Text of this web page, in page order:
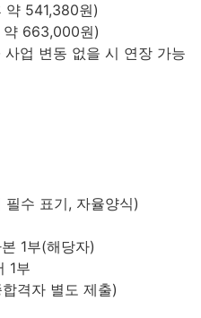
541,380원)
663,000원)
업 변동 없을 시 연장 가능
필수 표기, 자율양식)
1부(해당자)
1부
격자 별도 제출)